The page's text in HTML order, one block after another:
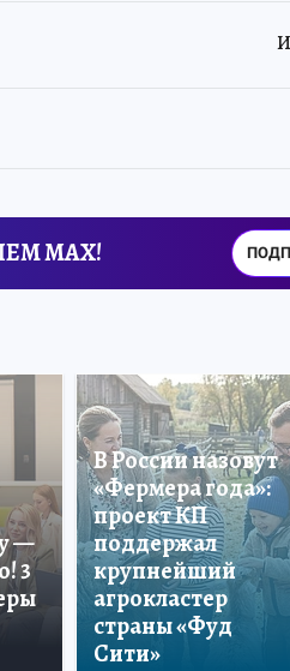
MAX!
—
3
В России назовут
«Фермера года»:
проект КП
поддержал
крупнейший
агрокластер
страны «Фуд
Сити»